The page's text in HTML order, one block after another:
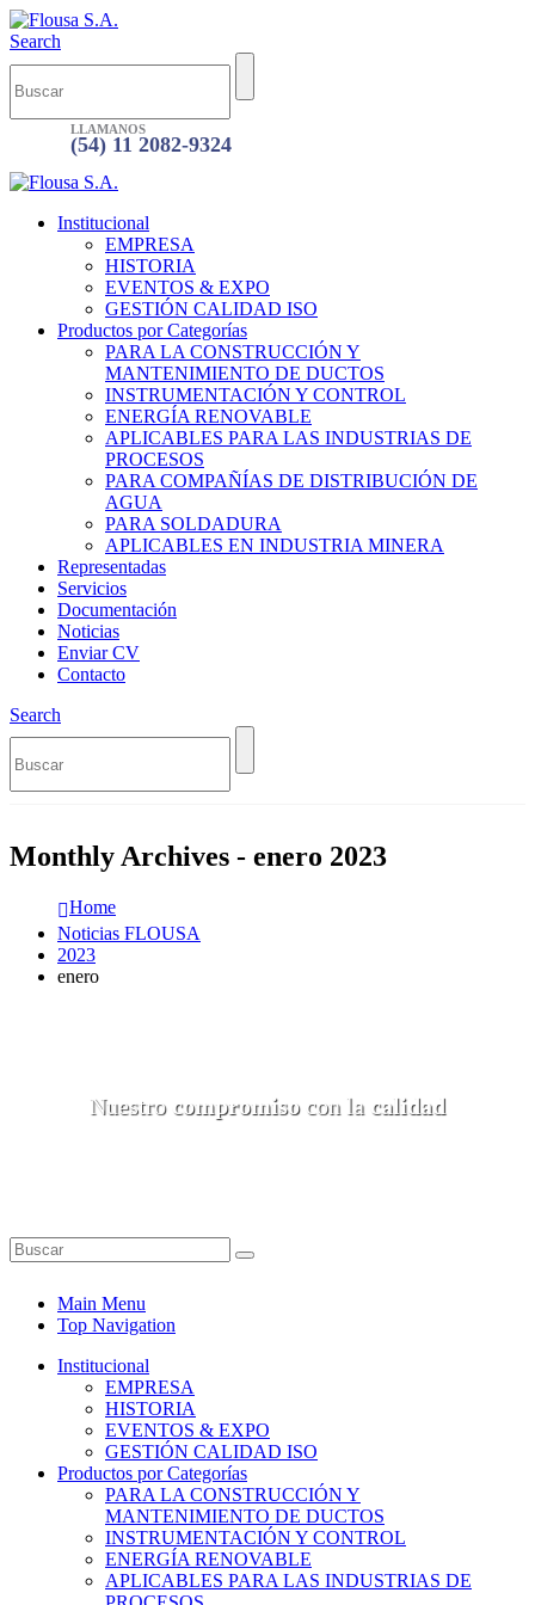
Search
LLAMANOS
(54) 11 2082-9324
Institucional
EMPRESA
HISTORIA
EVENTOS & EXPO
GESTIÓN CALIDAD ISO
Productos por Categorías
PARA LA CONSTRUCCIÓN Y
MANTENIMIENTO DE DUCTOS
INSTRUMENTACIÓN Y CONTROL
ENERGÍA RENOVABLE
APLICABLES PARA LAS INDUSTRIAS DE
PROCESOS
PARA COMPAÑÍAS DE DISTRIBUCIÓN DE
AGUA
PARA SOLDADURA
APLICABLES EN INDUSTRIA MINERA
Representadas
Servicios
Documentación
Noticias
Enviar CV
Contacto
Search
Monthly Archives - enero 2023
Home
Noticias FLOUSA
2023
enero
Nuestro compromisocon la calidad
Main Menu
Top Navigation
Institucional
EMPRESA
HISTORIA
EVENTOS & EXPO
GESTIÓN CALIDAD ISO
Productos por Categorías
PARA LA CONSTRUCCIÓN Y
MANTENIMIENTO DE DUCTOS
INSTRUMENTACIÓN Y CONTROL
ENERGÍA RENOVABLE
APLICABLES PARA LAS INDUSTRIAS DE